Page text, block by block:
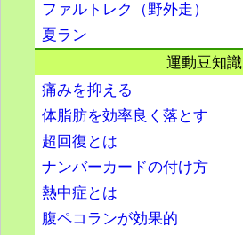
ファルトレク（野外走）
夏ラン
運動豆知識
痛みを抑える
体脂肪を効率良く落とす
超回復とは
ナンバーカードの付け方
熱中症とは
腹ペコランが効果的